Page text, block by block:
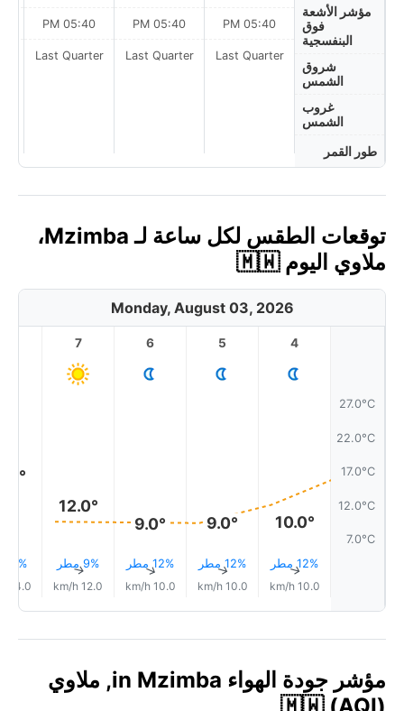
مؤشر الأشعة
فوق
البنفسجية
شروق
الشمس
غروب
الشمس
طور القمر
05:40 PM
Last Quarter
05:40 PM
Last Quarter
05:40 PM
Last Quarter
توقعات الطقس لكل ساعة لـ Mzimba،
ملاوي اليوم 🇲🇼
Monday, August 03, 2026
27.0°C
22.0°C
17.0°C
12.0°C
7.0°C
4
10.0°
12% مطر↑
10.0 km/h
5
9.0°
12% مطر↑
10.0 km/h
6
9.0°
12% مطر↑
10.0 km/h
7
12.0°
9% مطر↑
12.0 km/h
3% مطر
14.0 km/h
مؤشر جودة الهواء in Mzimba, ملاوي